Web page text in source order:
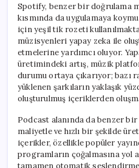
Spotify, benzer bir doğrulama
kısmında da uygulamaya
için yeşil tik rozeti
müzisyenleri yapay zeka ile
etmelerine yardımcı oluyor.
üretimindeki artış, müzik
durumu ortaya çıkarıyor; bazı
yüklenen şarkıların yaklaşık
oluşturulmuş içeriklerden
Podcast alanında da benzer
maliyetle ve hızlı bir şekilde
içerikler, özellikle popüler
programların çoğalmasına yol
tamamen otomatik